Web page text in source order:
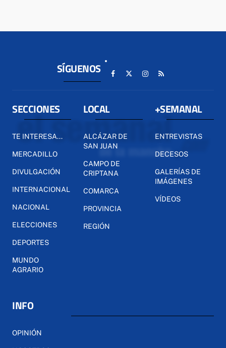
SÍGUENOS
SECCIONES
TE INTERESA...
MERCADILLO
DIVULGACIÓN
INTERNACIONAL
NACIONAL
ELECCIONES
DEPORTES
MUNDO
AGRARIO
LOCAL
ALCÁZAR DE
SAN JUAN
CAMPO DE
CRIPTANA
COMARCA
PROVINCIA
REGIÓN
+SEMANAL
ENTREVISTAS
DECESOS
GALERÍAS DE
IMÁGENES
VÍDEOS
INFO
OPINIÓN